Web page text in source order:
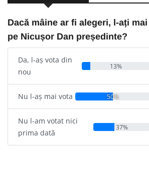
Dacă mâine ar fi alegeri, l-ați
pe Nicușor Dan președinte?
Da, l-aș vota din
nou
13%
Nu l-aș mai vota 50%
Nu l-am votat nici
prima dată
37%